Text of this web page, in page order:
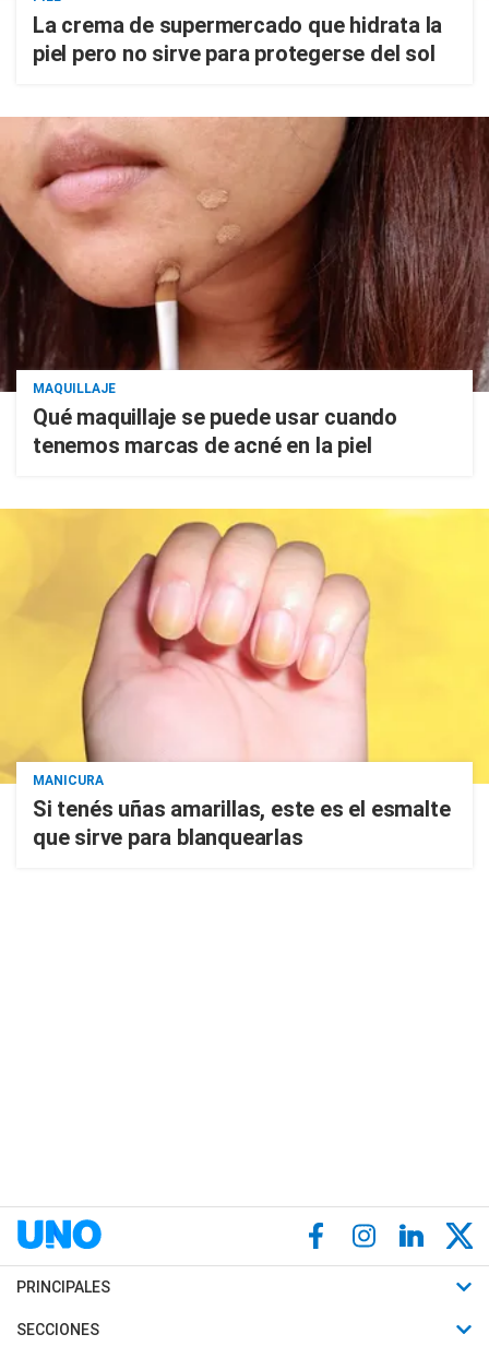
La crema de supermercado que hidrata la
piel pero no sirve para protegerse del sol
MAQUILLAJE
Qué maquillaje se puede usar cuando
tenemos marcas de acné en la piel
MANICURA
Si tenés uñas amarillas, este es el esmalte
que sirve para blanquearlas
PRINCIPALES
Últimas Noticias
SECCIONES